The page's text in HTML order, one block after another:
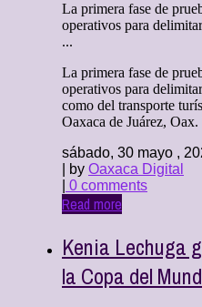
La primera fase de
operativos para
...
La primera fase de
operativos para
como del transporte
Oaxaca de Juárez,
sábado, 30 mayo ,
| by Oaxaca Digital
0 comments
Read more
Kenia Lechuga
la Copa del